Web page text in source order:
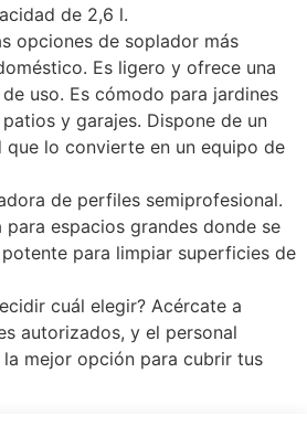
de 2,6 l.
opciones de soplador más
Es ligero y ofrece una
uso. Es cómodo para jardines
y garajes. Dispone de un
que lo convierte en un equipo de
de perfiles semiprofesional.
para espacios grandes donde se
para limpiar superficies de
cuál elegir? Acércate a
autorizados, y el personal
mejor opción para cubrir tus